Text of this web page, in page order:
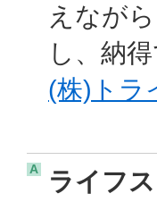
えなが
し、納
(株)トラ
A
ライフ